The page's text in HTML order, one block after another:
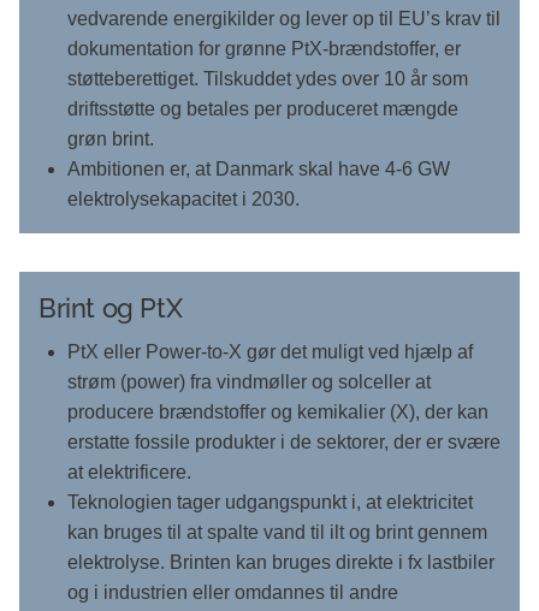
vedvarende energikilder og lever op til EU’s krav til
dokumentation for grønne PtX-brændstoffer, er
støtteberettiget. Tilskuddet ydes over 10 år som
driftsstøtte og betales per produceret mængde
grøn brint.
Ambitionen er, at Danmark skal have 4-6 GW
elektrolysekapacitet i 2030.
Brint og PtX
PtX eller Power-to-X gør det muligt ved hjælp af
strøm (power) fra vindmøller og solceller at
producere brændstoffer og kemikalier (X), der kan
erstatte fossile produkter i de sektorer, der er svære
at elektrificere.
Teknologien tager udgangspunkt i, at elektricitet
kan bruges til at spalte vand til ilt og brint gennem
elektrolyse. Brinten kan bruges direkte i fx lastbiler
og i industrien eller omdannes til andre